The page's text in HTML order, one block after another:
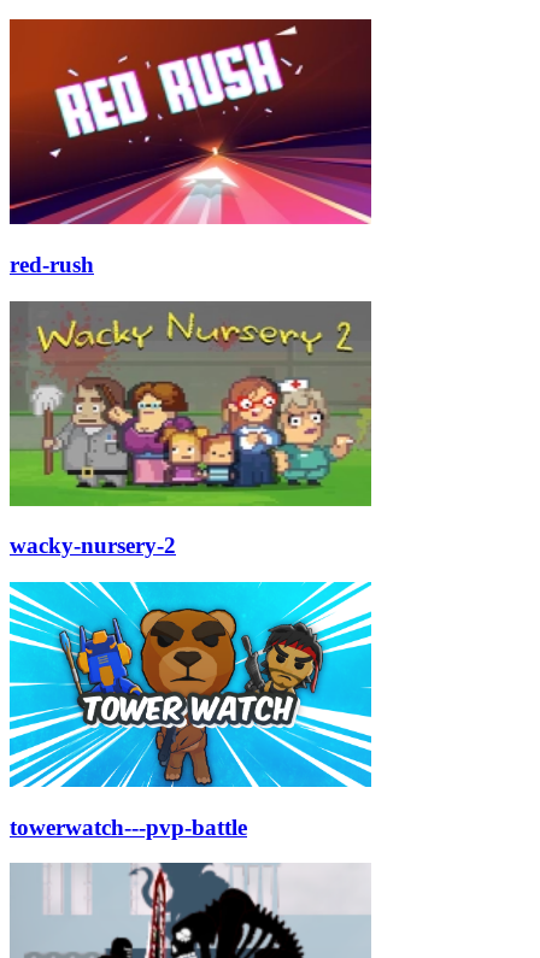
red-rush
wacky-nursery-2
towerwatch---pvp-battle